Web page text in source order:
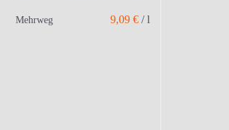
Mehrweg 9,09 €/l